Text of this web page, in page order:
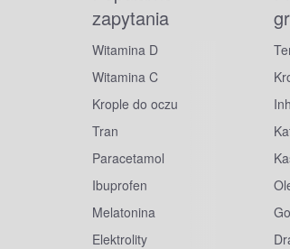
zapytania
Witamina D
Witamina C
Krople do oczu
Tran
Paracetamol
Ibuprofen
Melatonina
Elektrolity